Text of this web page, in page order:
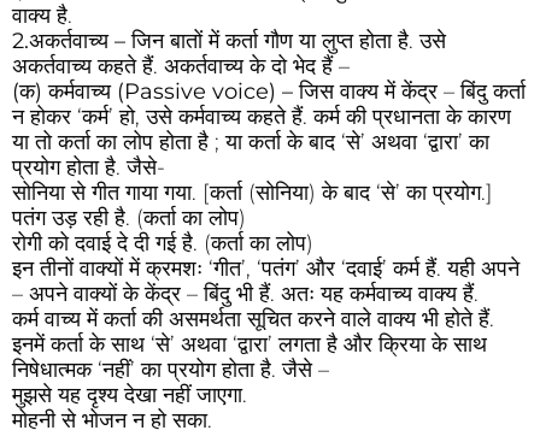
वाक्य है.
2.अकर्तवाच्य –जिन बातों में कर्ता गौण या लुप्त होता है. उसे
अकर्तवाच्य कहते हैं. अकर्तवाच्य के दो भेद हैं –
(क) कर्मवाच्य (Passive voice) –जिस वाक्य में केंद्र – बिंदु कर्ता
न होकर ‘कर्म’ हो, उसे कर्मवाच्य कहते हैं. कर्म की प्रधानता के कारण
या तो कर्ता का लोप होता है ; या कर्ता के बाद ‘से’ अथवा ‘द्वारा’ का
प्रयोग होता है. जैसे-
सोनिया से गीत गाया गया. [कर्ता (सोनिया) के बाद ‘से’ का प्रयोग.]
पतंग उड़ रही है. (कर्ता का लोप)
रोगी को दवाई दे दी गई है. (कर्ता का लोप)
इन तीनों वाक्यों में क्रमशः ‘गीत’, ‘पतंग’ और ‘दवाई’ कर्म हैं. यही अपने
– अपने वाक्यों के केंद्र – बिंदु भी हैं. अतः यह कर्मवाच्य वाक्य हैं.
कर्म वाच्य में कर्ता की असमर्थता सूचित करने वाले वाक्य भी होते हैं.
इनमें कर्ता के साथ ‘से’ अथवा ‘द्वारा’ लगता है और क्रिया के साथ
निषेधात्मक ‘नहीं’ का प्रयोग होता है. जैसे –
मुझसे यह दृश्य देखा नहीं जाएगा.
मोहनी से भोजन न हो सका.